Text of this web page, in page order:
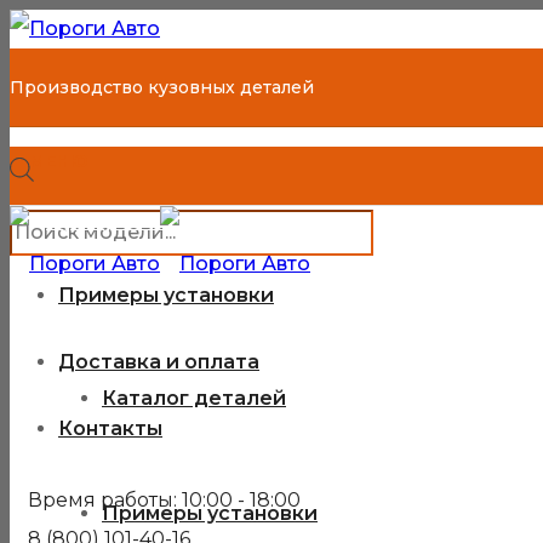
Производство кузовных деталей
МЕНЮ
Каталог деталей
Примеры установки
Доставка и оплата
Контакты
Время работы: 10:00 - 18:00
Поиск
товаров
8 (800) 101-40-16
Каждый день с 10:00 до 18:00
Каталог деталей
Примеры установки